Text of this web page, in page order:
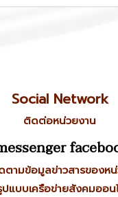
Social Network
ติดต่อหน่วยงาน
ตามข้อมูลข่าวสารของห
ปแบบเครือข่ายสังคมออน